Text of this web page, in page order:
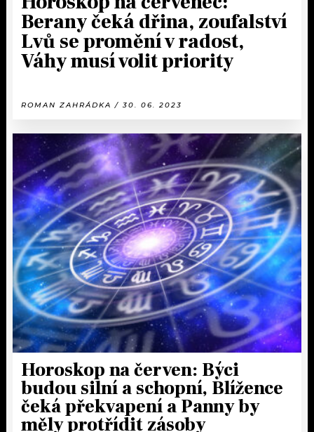
Berany čeká dřina, zoufalství
Lvů se promění v radost,
Váhy musí volit priority
ROMAN ZAHRÁDKA / 30. 06. 2023
Horoskop na červen: Býci
budou silní a schopní, Blížence
čeká překvapení a Panny by
měly protřídit zásoby